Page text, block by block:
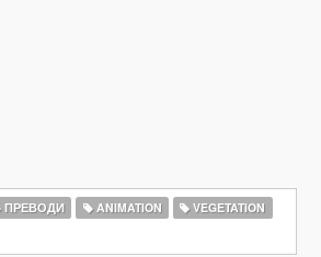
ПРЕВОДИ ANIMATION
VEGETATION